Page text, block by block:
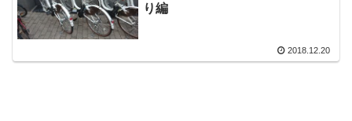
り編
2018.12.20